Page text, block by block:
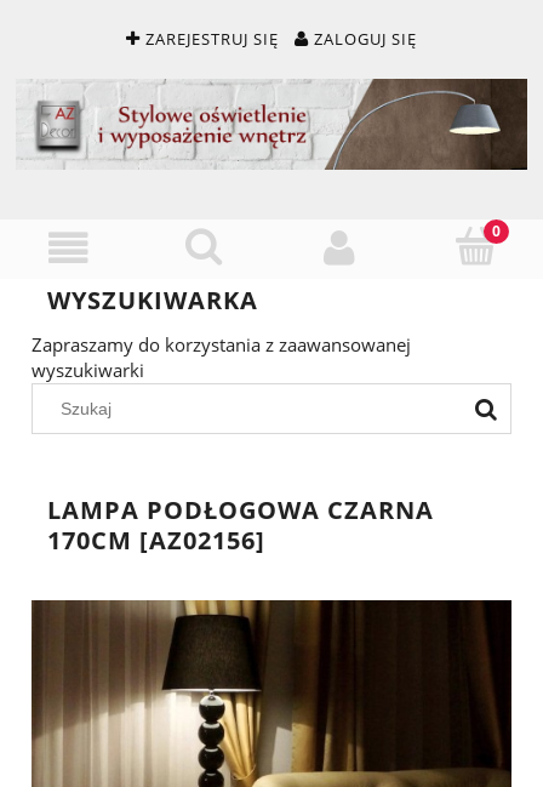
ZAREJESTRUJ SIĘ ZALOGUJ SIĘ
WYSZUKIWARKA
Zapraszamy do korzystania z zaawansowanej
wyszukiwarki
LAMPA PODŁOGOWA CZARNA
170CM [AZ02156]